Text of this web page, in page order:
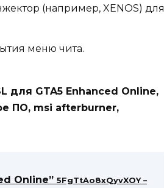
(например, XENOS) для
меню чита.
для GTA5 Enhanced Online,
ПО, msi afterburner,
Online” 5FgTtAo8xQyvXOY –